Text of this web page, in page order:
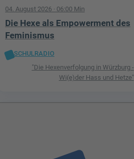
04. August 2026· 06:00 Min
Die Hexe als Empowerment des
Feminismus
SCHULRADIO
"Die Hexenverfolgung in Würzburg -
Wi(e)der Hass und Hetze"